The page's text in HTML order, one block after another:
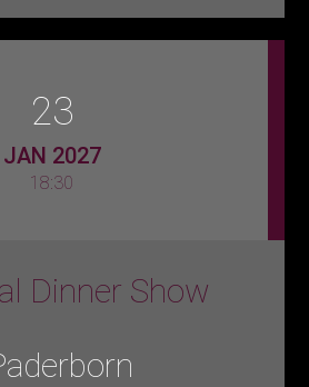
23
JAN 2027
18:30
Dinner Show